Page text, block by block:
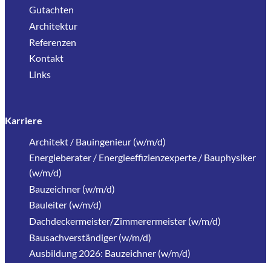
Gutachten
Architektur
Referenzen
Kontakt
Links
Karriere
Architekt / Bauingenieur (w/m/d)
Energieberater / Energieeffizienzexperte / Bauphysiker
(w/m/d)
Bauzeichner (w/m/d)
Bauleiter (w/m/d)
Dachdeckermeister/Zimmerermeister (w/m/d)
Bausachverständiger (w/m/d)
Ausbildung 2026: Bauzeichner (w/m/d)